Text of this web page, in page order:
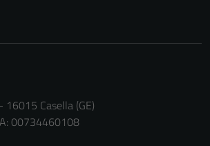
16015 Casella (GE)
00734460108
dettagli) e
anche per la
profilazione.